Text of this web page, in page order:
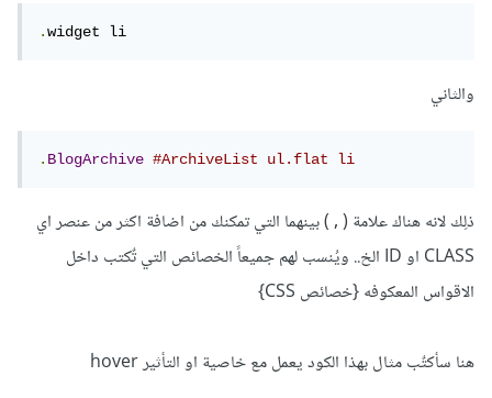
.widget li
والثاني
.BlogArchive #ArchiveList ul.flat li
ذلِك لانه هناك علامة ( , ) بينهما التي تمكنك من اضافة اكثر من عنصر اي
CLASS او ID الخ.. ويُنسب لهم جميعاً الخصائص التي تٌكتب داخل
الاقواس المعكوفه {خصائص CSS}
هنا سأكتٌب مثال بهذا الكود يعمل مع خاصية او التأثير hover